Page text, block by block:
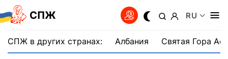
СПЖ RU
СПЖ в других странах: Албания Святая Гора